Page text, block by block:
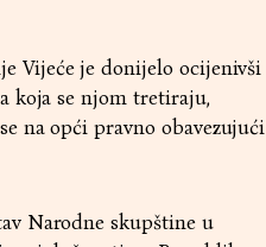
Vijeće je donijelo ocijenivši
koja se njom tretiraju,
na opći pravno obavezujući
Narodne skupštine u